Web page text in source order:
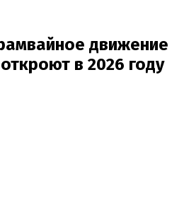
движение
в 2026 году